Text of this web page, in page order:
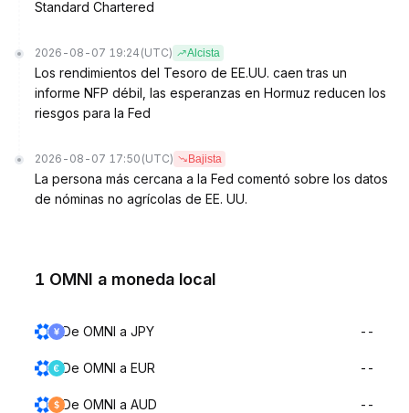
Standard Chartered
2026-08-07 19:24 (UTC) Alcista
Los rendimientos del Tesoro de EE.UU. caen tras un
informe NFP débil, las esperanzas en Hormuz reducen los
riesgos para la Fed
2026-08-07 17:50 (UTC) Bajista
La persona más cercana a la Fed comentó sobre los datos
de nóminas no agrícolas de EE. UU.
1 OMNI a moneda local
De OMNI a JPY --
De OMNI a EUR --
De OMNI a AUD --